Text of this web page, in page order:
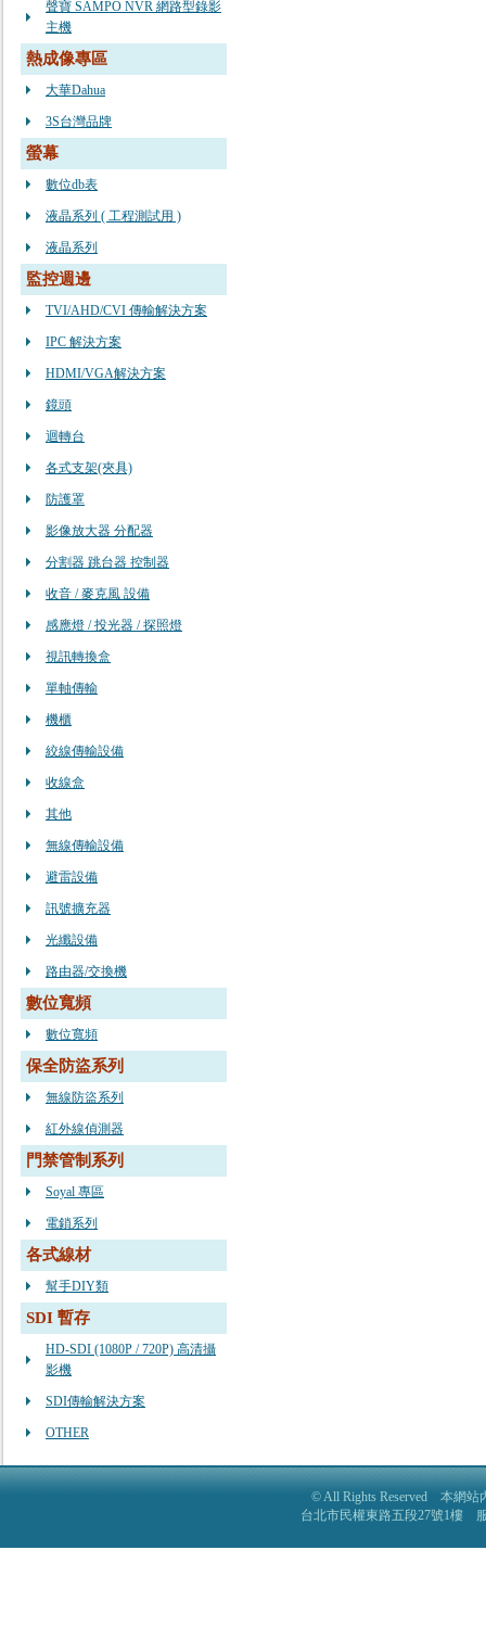
聲寶 SAMPO NVR 網路型錄影
主機
熱成像專區
大華Dahua
3S台灣品牌
螢幕
數位db表
液晶系列 ( 工程測試用 )
液晶系列
監控週邊
TVI/AHD/CVI 傳輸解決方案
IPC 解決方案
HDMI/VGA解決方案
鏡頭
迴轉台
各式支架(夾具)
防護罩
影像放大器 分配器
分割器 跳台器 控制器
收音 / 麥克風 設備
感應燈 / 投光器 / 探照燈
視訊轉換盒
單軸傳輸
機櫃
絞線傳輸設備
收線盒
其他
無線傳輸設備
避雷設備
訊號擴充器
光纖設備
路由器/交換機
數位寬頻
數位寬頻
保全防盜系列
無線防盜系列
紅外線偵測器
門禁管制系列
Soyal 專區
電鎖系列
各式線材
幫手DIY類
SDI 暫存
HD-SDI (1080P / 720P) 高清攝
影機
SDI傳輸解決方案
OTHER
© All Rights Reserved 本網站
台北市民權東路五段27號1樓